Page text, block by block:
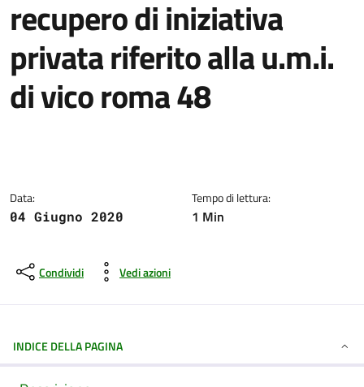
recupero di iniziativa
privata riferito alla u.m.i.
di vico roma 48
Data:
04 Giugno 2020
Tempo di lettura:
1 Min
Condividi Vedi azioni
INDICE DELLA PAGINA